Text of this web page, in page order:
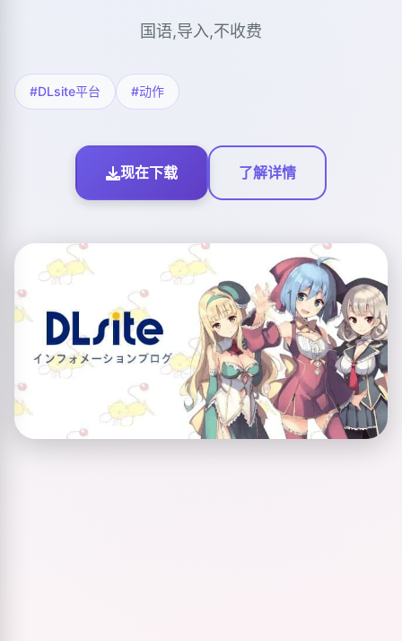
国语,导入,不收费
#DLsite平台 #动作
现在下载 了解详情